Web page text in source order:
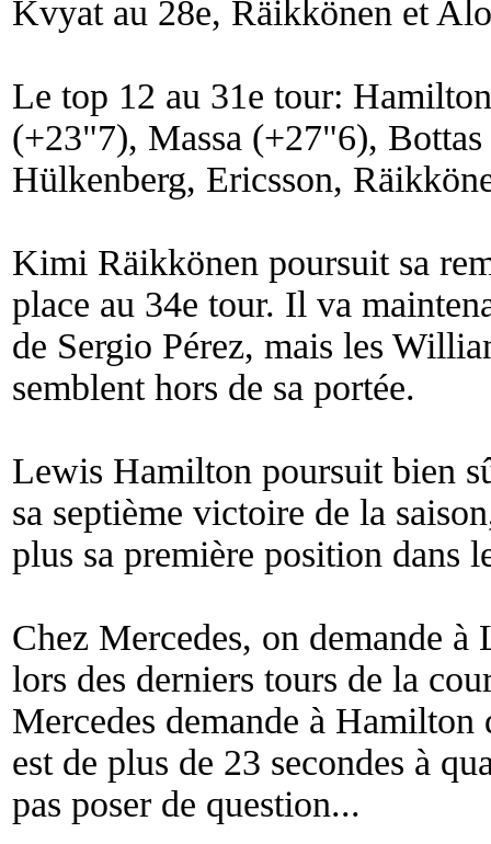
Kvyat au 28e, Räikkönen et
Le top 12 au 31e tour:
(+23"7), Massa (+27"6),
Hülkenberg, Ericsson,
Kimi Räikkönen poursuit sa
place au 34e tour. Il va
de Sergio Pérez, mais les
semblent hors de sa portée.
Lewis Hamilton poursuit bien
sa septième victoire de la
plus sa première position dans
Chez Mercedes, on demande
lors des derniers tours de la
Mercedes demande à
est de plus de 23 secondes à
pas poser de question...